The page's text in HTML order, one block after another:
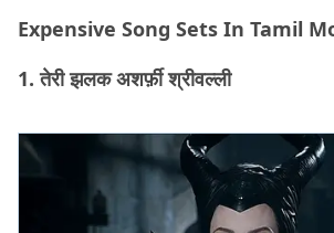
Expensive Song Sets In Tamil
1. तेरी झलक अशर्फ़ी श्रीवल्ली